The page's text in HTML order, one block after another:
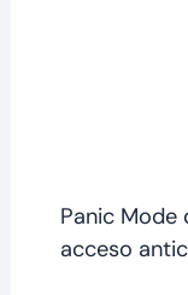
Panic Mode
acceso